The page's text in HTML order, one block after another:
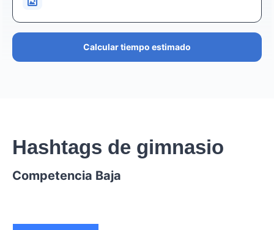
Calcular tiempo estimado
Hashtags de gimnasio
Competencia Baja